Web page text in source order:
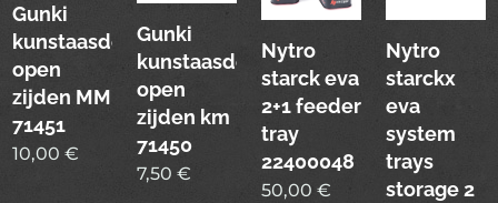
Gunki
kunstaasdoos
open
zijden MM
71451
10,00 €
Gunki
kunstaasdoos
open
zijden km
71450
7,50 €
Nytro
starck eva
2+1 feeder
tray
22400048
50,00 €
Nytro
starckx
eva
system
trays
storage 2